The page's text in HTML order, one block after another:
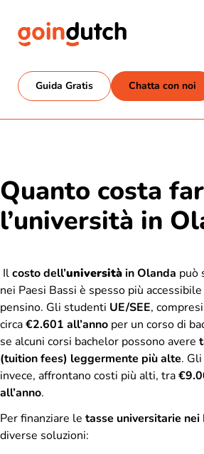
Guida Gratis Chatta con noi
Quanto costa
l’università in
Ilcosto dell’universitàin Olanda può
nei Paesi Bassi è spesso più
pensino. Gli studenti UE/SEE,
circa€2.601 all’anno per un corso di
se alcuni corsi bachelor possono avere
(tuition fees) leggermente più alte.
invece, affrontano costi più alti, tra
all’anno.
Per finanziare le tasse universitarie nei
diverse soluzioni: